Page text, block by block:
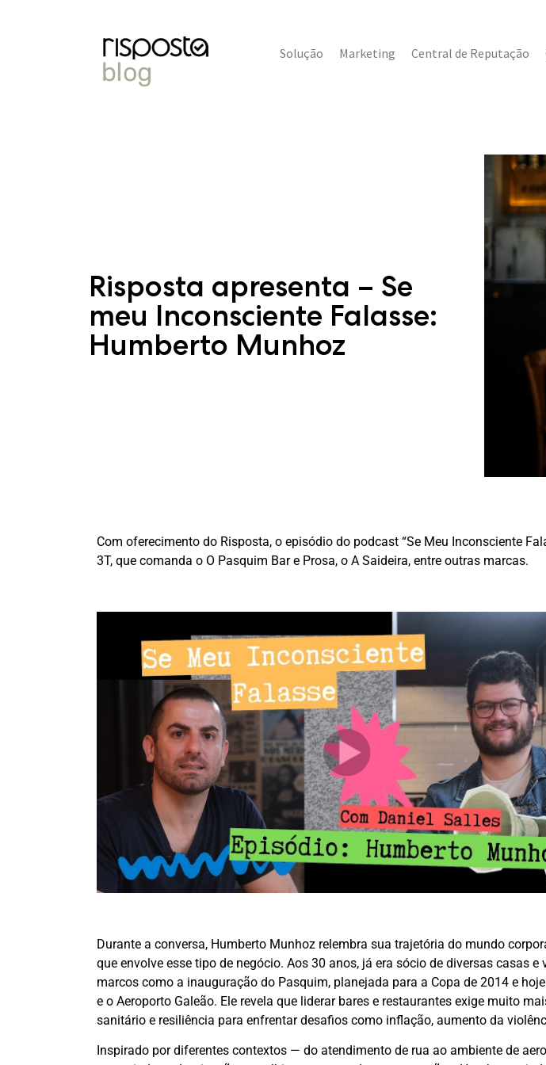
Solução Marketing Central de Reputação
Risposta apresenta – Se
meu Inconsciente Falasse:
Humberto Munhoz
Com oferecimento do Risposta, o episódio do podcast “Se Meu Inconsciente
3T, que comanda o O Pasquim Bar e Prosa, o A Saideira, entre outras marcas.
Durante a conversa, Humberto Munhoz relembra sua trajetória do mundo
que envolve esse tipo de negócio. Aos 30 anos, já era sócio de diversas casas
marcos como a inauguração do Pasquim, planejada para a Copa de 2014 e
e o Aeroporto Galeão. Ele revela que liderar bares e restaurantes exige muito
sanitário e resiliência para enfrentar desafios como inflação, aumento da
Inspirado por diferentes contextos — do atendimento de rua ao ambiente de